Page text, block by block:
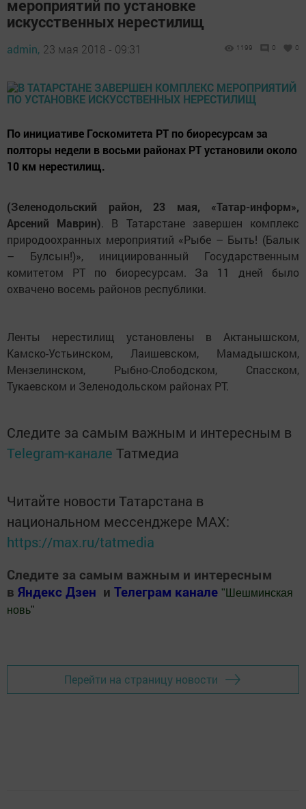
мероприятий по установке
искусственных нерестилищ
admin, 23 мая 2018 - 09:31 1199 0 0
По инициативе Госкомитета РТ по биоресурсам за
полторы недели в восьми районах РТ установили около
10 км нерестилищ.
(Зеленодольский район, 23 мая, «Татар-информ»,
Арсений Маврин). В Татарстане завершен комплекс
природоохранных мероприятий «Рыбе – Быть! (Балык
– Булсын!)», инициированный Государственным
комитетом РТ по биоресурсам. За 11 дней было
охвачено восемь районов республики.
Ленты нерестилищ установлены в Актанышском,
Камско-Устьинском, Лаишевском, Мамадышском,
Мензелинском, Рыбно-Слободском, Спасском,
Тукаевском и Зеленодольском районах РТ.
Следите за самым важным и интересным в
Telegram-канале Татмедиа
Читайте новости Татарстана в
национальном мессенджере MАХ:
https://max.ru/tatmedia
Следите за самым важным и интересным
в Яндекс Дзен и Телеграм канале " Шешминская
новь"
Перейти на страницу новости